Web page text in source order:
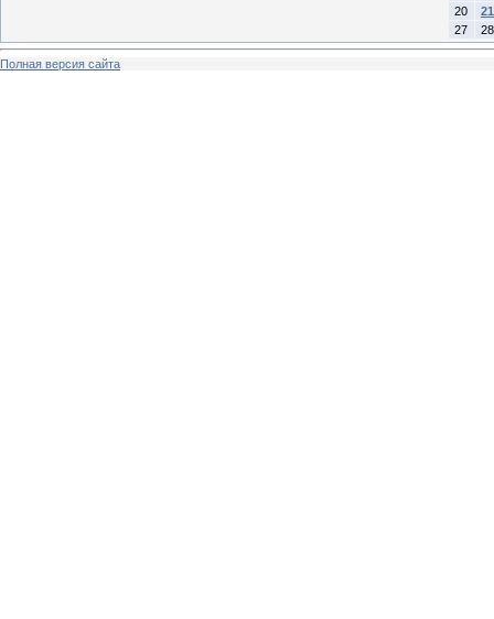
20
21
27
28
Полная версия сайта